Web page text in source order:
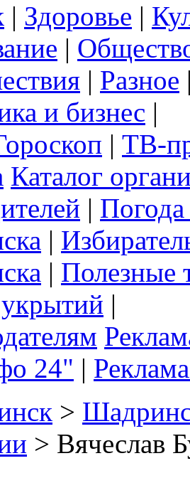
| Здоровье |
|
| Разное
и бизнес |
| ТВ-
Каталог
|
|
| Полезные
|
24" |
>
> Вячеслав